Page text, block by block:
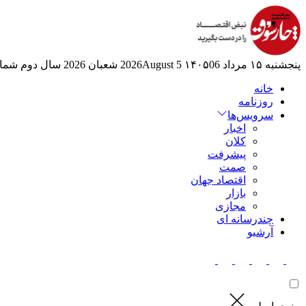
پنجشنبه ۱۵ مرداد ۱۴۰۵ 06 2026August 5 شعبان 2026 سال دوم
خانه
روزنامه
سرویس‌ها
اخبار
کلان
پیشرفت
صمت
اقتصاد جهان
بازار
مجازی
چندرسانه ای
آرشیو